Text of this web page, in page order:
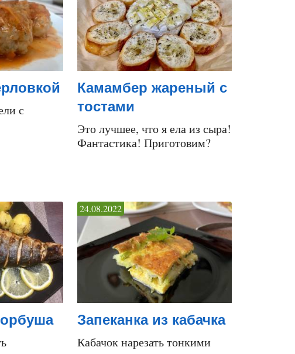
с
Камамбер жареный с
тостами
Это лучшее, что я ела из сыра!
Фантастика! Приготовим?
Запеканка из кабачка
24.08.2022
Кабачок нарезать тонкими